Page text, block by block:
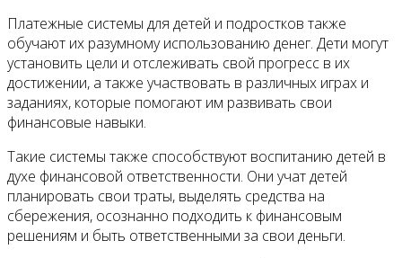
Платежные системы для детей и подростков также
обучают их разумному использованию денег. Дети могут
установить цели и отслеживать свой прогресс в их
достижении, а также участвовать в различных играх и
заданиях, которые помогают им развивать свои
финансовые навыки.
Такие системы также способствуют воспитанию детей в
духе финансовой ответственности. Они учат детей
планировать свои траты, выделять средства на
сбережения, осознанно подходить к финансовым
решениям и быть ответственными за свои деньги.